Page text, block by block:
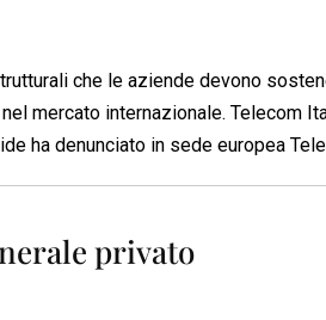
che le aziende devono
mercato internazionale. Telecom
ha denunciato in sede europea
privato